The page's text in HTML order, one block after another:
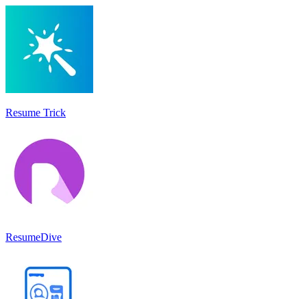
Resume Trick
ResumeDive